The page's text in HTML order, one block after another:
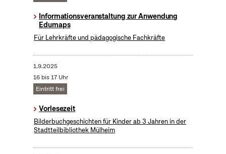
Informationsveranstaltung zur Anwendung
Edumaps
Für Lehrkräfte und pädagogische Fachkräfte
1.9.2025
16 bis 17 Uhr
Eintritt frei
Vorlesezeit
Bilderbuchgeschichten für Kinder ab 3 Jahren in der
Stadtteilbibliothek Mülheim